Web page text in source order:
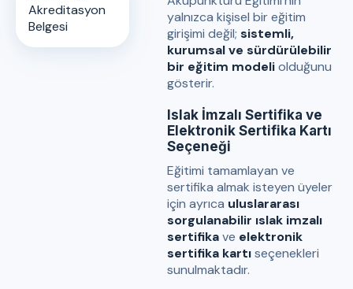
yalnızca kişisel bir eğitim
girişimi değil; sistemli,
kurumsal ve sürdürülebilir
bir eğitim modeliolduğunu
gösterir.
Islak İmzalı Sertifika ve
Elektronik Sertifika Kartı
Seçeneği
Eğitimi tamamlayan ve
sertifika almak isteyen üyeler
için ayrıca uluslararası
sorgulanabilir ıslak imzalı
sertifikave elektronik
sertifika kartıseçenekleri
sunulmaktadır.